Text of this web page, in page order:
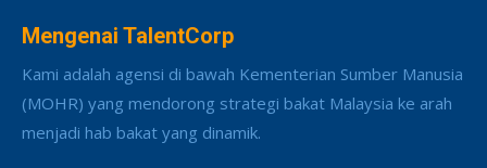
Mengenai TalentCorp
Kami adalah agensi di bawah Kementerian Sumber Manusia
(MOHR) yang mendorong strategi bakat Malaysia ke arah
menjadi hab bakat yang dinamik.